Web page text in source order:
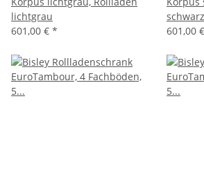
lichtgrau
601,00 € *
schwarz
601,00 €